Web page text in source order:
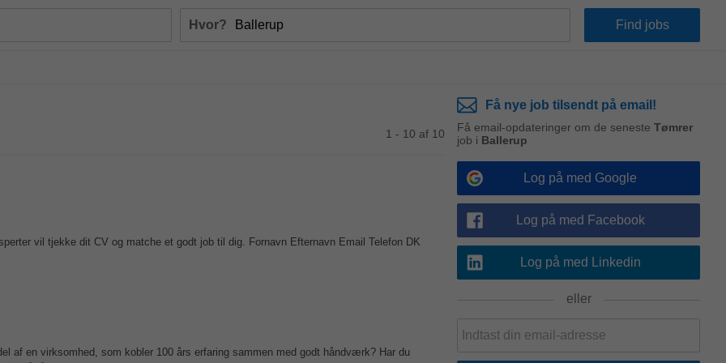
Hvor?
1 - 10 af 10
vil tjekke dit CV og matche et godt job til dig. Fornavn Efternavn Email Telefon DK
af en virksomhed, som kobler 100 års erfaring sammen med godt håndværk? Har du
Få nye job tilsendt på email!
Få email-opdateringer om de seneste Tømrer
job i Ballerup
Log på med Google
Log på med Facebook
Log på med Linkedin
eller